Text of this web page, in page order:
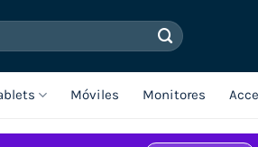
Móviles Monitores